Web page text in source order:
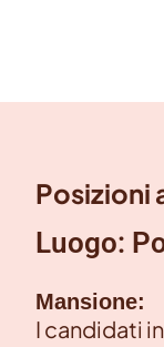
Posizioni
Luogo:
Mansione:
I candidati